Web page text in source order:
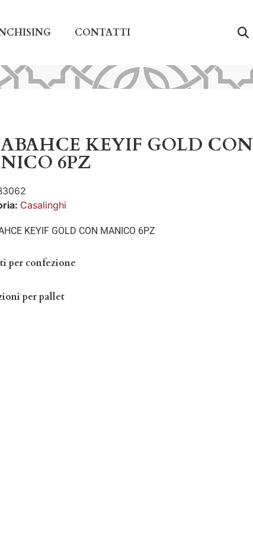
CONTATTI
KEYIF GOLD CON
6PZ
Casalinghi
KEYIF GOLD CON MANICO 6PZ
per confezione
per pallet